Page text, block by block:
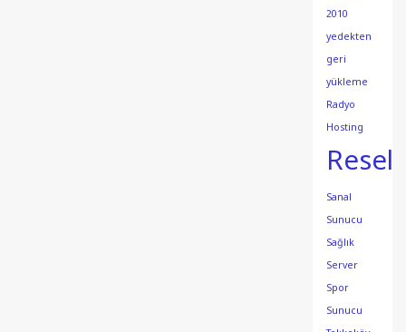
2010
yedekten
geri
yükleme
Radyo
Hosting
Sanal
Sunucu
Sağlık
Server
Spor
Sunucu